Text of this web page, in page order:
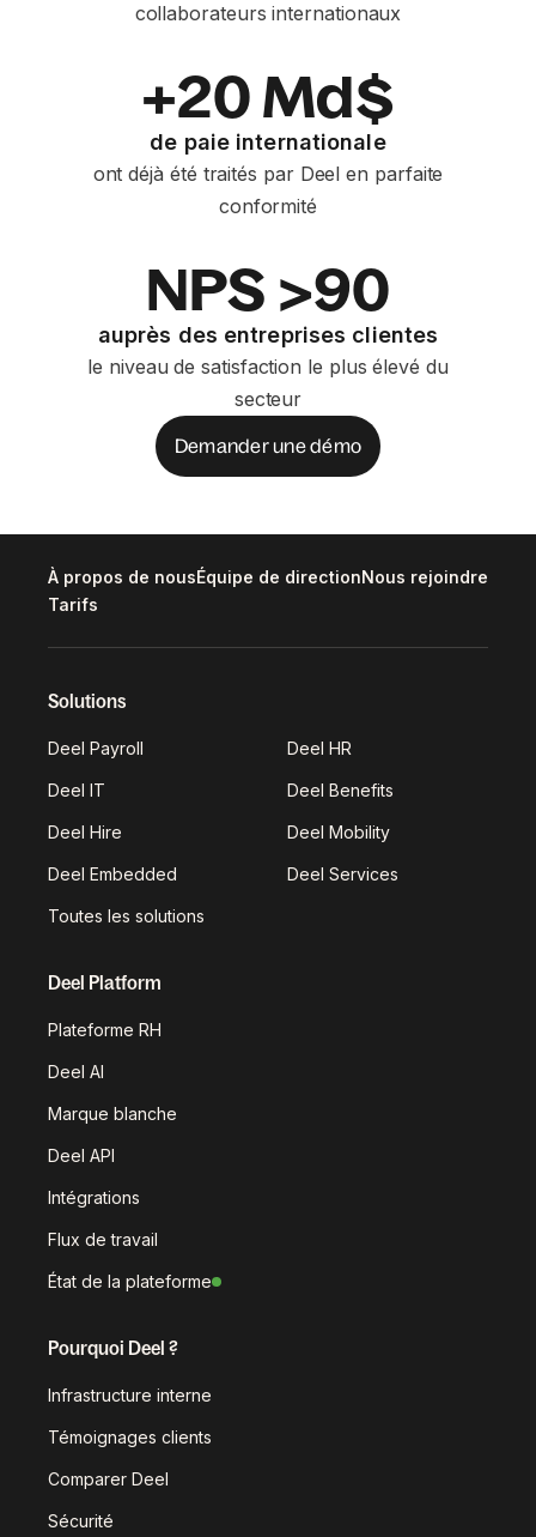
collaborateurs internationaux
+20 Md$
de paie internationale
ont déjà été traités par Deel en parfaite
conformité
NPS >90
auprès des entreprises clientes
le niveau de satisfaction le plus élevé du
secteur
Demander une démo
À propos de nousÉquipe de directionNous rejoindre
Tarifs
Solutions
Deel Payroll Deel HR
Deel IT Deel Benefits
Deel Hire Deel Mobility
Deel Embedded Deel Services
Toutes les solutions
Deel Platform
Plateforme RH
Deel AI
Marque blanche
Deel API
Intégrations
Flux de travail
État de la plateforme
Pourquoi Deel ?
Infrastructure interne
Témoignages clients
Comparer Deel
Sécurité